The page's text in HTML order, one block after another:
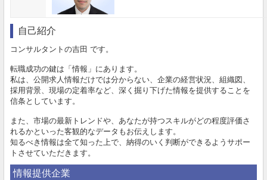
自己紹介
コンサルタントの吉田 です。
転職成功の鍵は「情報」にあります。
私は、公開求人情報だけでは分からない、企業の経営状況、組織図、
採用背景、現場の定着率など、深く掘り下げた情報を提供することを
信条としています。
また、市場の最新トレンドや、あなたが持つスキルがどの程度評価さ
れるかといった客観的なデータもお伝えします。
知るべき情報は全て知った上で、納得のいく判断ができるようサポー
トさせていただきます。
情報提供企業